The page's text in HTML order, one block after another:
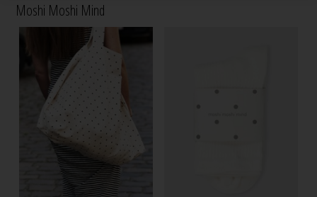
Moshi Moshi Mind